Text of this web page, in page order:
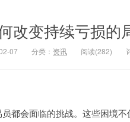
改变持续亏损的
07 分类： 资讯 阅读(282)
都会面临的挑战。这些困境